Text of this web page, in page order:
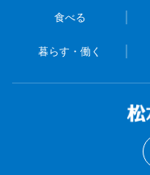
食べる
暮らす・働く